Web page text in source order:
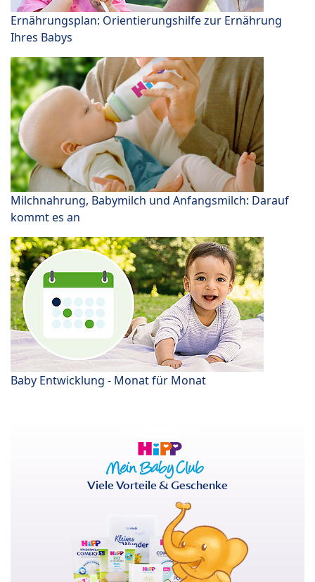
Ernährungsplan: Orientierungshilfe zur Ernährung
Ihres Babys
Milchnahrung, Babymilch und Anfangsmilch: Darauf
kommt es an
Baby Entwicklung - Monat für Monat
Viele Vorteile & Geschenke